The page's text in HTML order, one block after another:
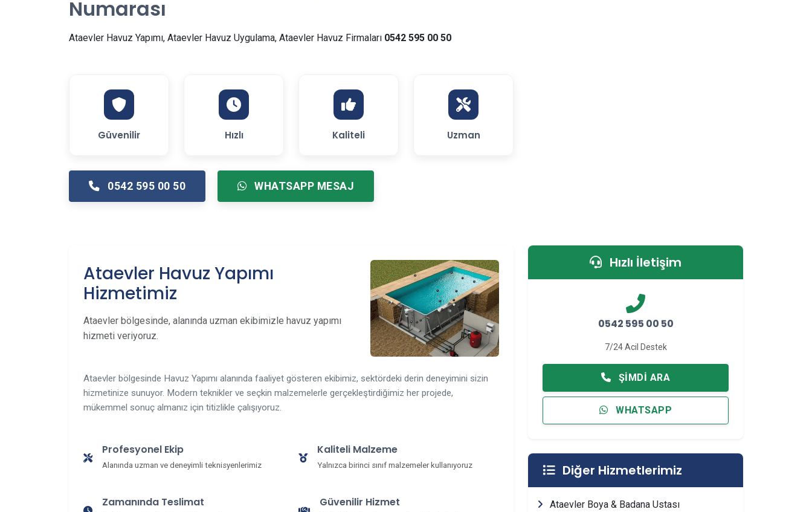
Numarası
Ataevler Havuz Yapımı, Ataevler Havuz Uygulama, Ataevler Havuz Firmaları 0542 595 00 50
Güvenilir Hızlı Kaliteli Uzman
0542 595 00 50 WHATSAPP MESAJ
Ataevler Havuz Yapımı
Hizmetimiz
Ataevler bölgesinde, alanında uzman ekibimizle havuz yapımı
hizmeti veriyoruz.
Ataevler bölgesinde Havuz Yapımı alanında faaliyet gösteren ekibimiz, sektördeki derin deneyimini sizin
hizmetinize sunuyor. Modern teknikler ve seçkin malzemelerle gerçekleştirdiğimiz her projede,
mükemmel sonuç almanız için titizlikle çalışıyoruz.
Profesyonel Ekip
Alanında uzman ve deneyimli teknisyenlerimiz
Kaliteli Malzeme
Yalnızca birinci sınıf malzemeler kullanıyoruz
Zamanında Teslimat Güvenilir Hizmet
Hızlı İletişim
0542 595 00 50
7/24 Acil Destek
ŞIMDI ARA
WHATSAPP
Diğer Hizmetlerimiz
Ataevler Boya & Badana Ustası